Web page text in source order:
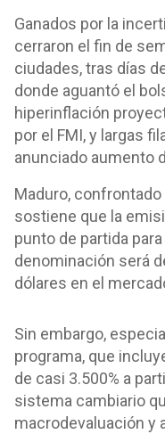
Ganados por la
cerraron el fin de
ciudades, tras días
donde aguantó el
hiperinflación
por el FMI, y largas
anunciado aumento
Maduro,
sostiene que la
punto de partida
denominación será
dólares en el
Sin embargo,
programa, que
de casi 3.500% a
sistema cambiario
macrodevaluación y